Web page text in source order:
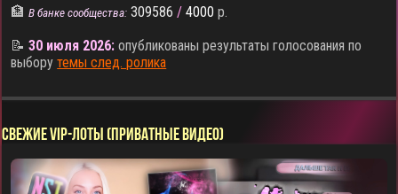
🏦В банке сообщества: 309586 / 4000 р.
📝30 июля 2026: опубликованы результаты голосования по
выборутемы след. ролика
СВЕЖИЕ VIP-ЛОТЫ (ПРИВАТНЫЕ ВИДЕО)